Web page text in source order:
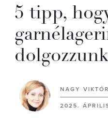
5 tipp,
dolgozzunk
NAGY
2025.